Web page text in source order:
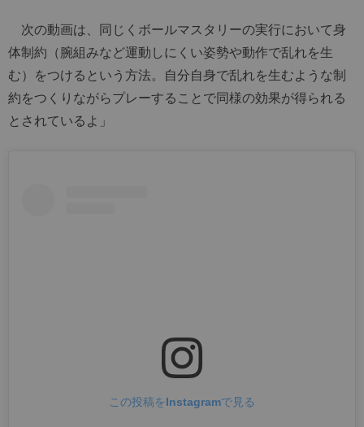
次の動画は、同じくボールマスタリーの実行において身
体制約（腕組みなど運動しにくい姿勢や動作で乱れを生
む）をつけるという方法。自分自身で乱れを生むような制
約をつくりながらプレーすることで同様の効果が得られる
とされているよ」
この投稿をInstagramで見る